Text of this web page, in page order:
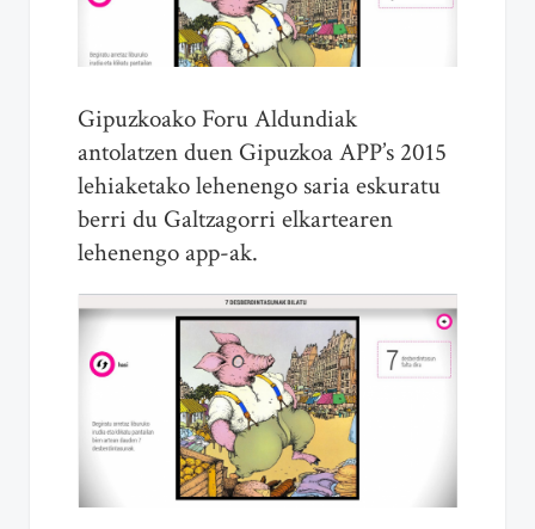
Gipuzkoako Foru Aldundiak
antolatzen duen Gipuzkoa APP’s 2015
lehiaketako lehenengo saria eskuratu
berri du Galtzagorri elkartearen
lehenengo app-ak.